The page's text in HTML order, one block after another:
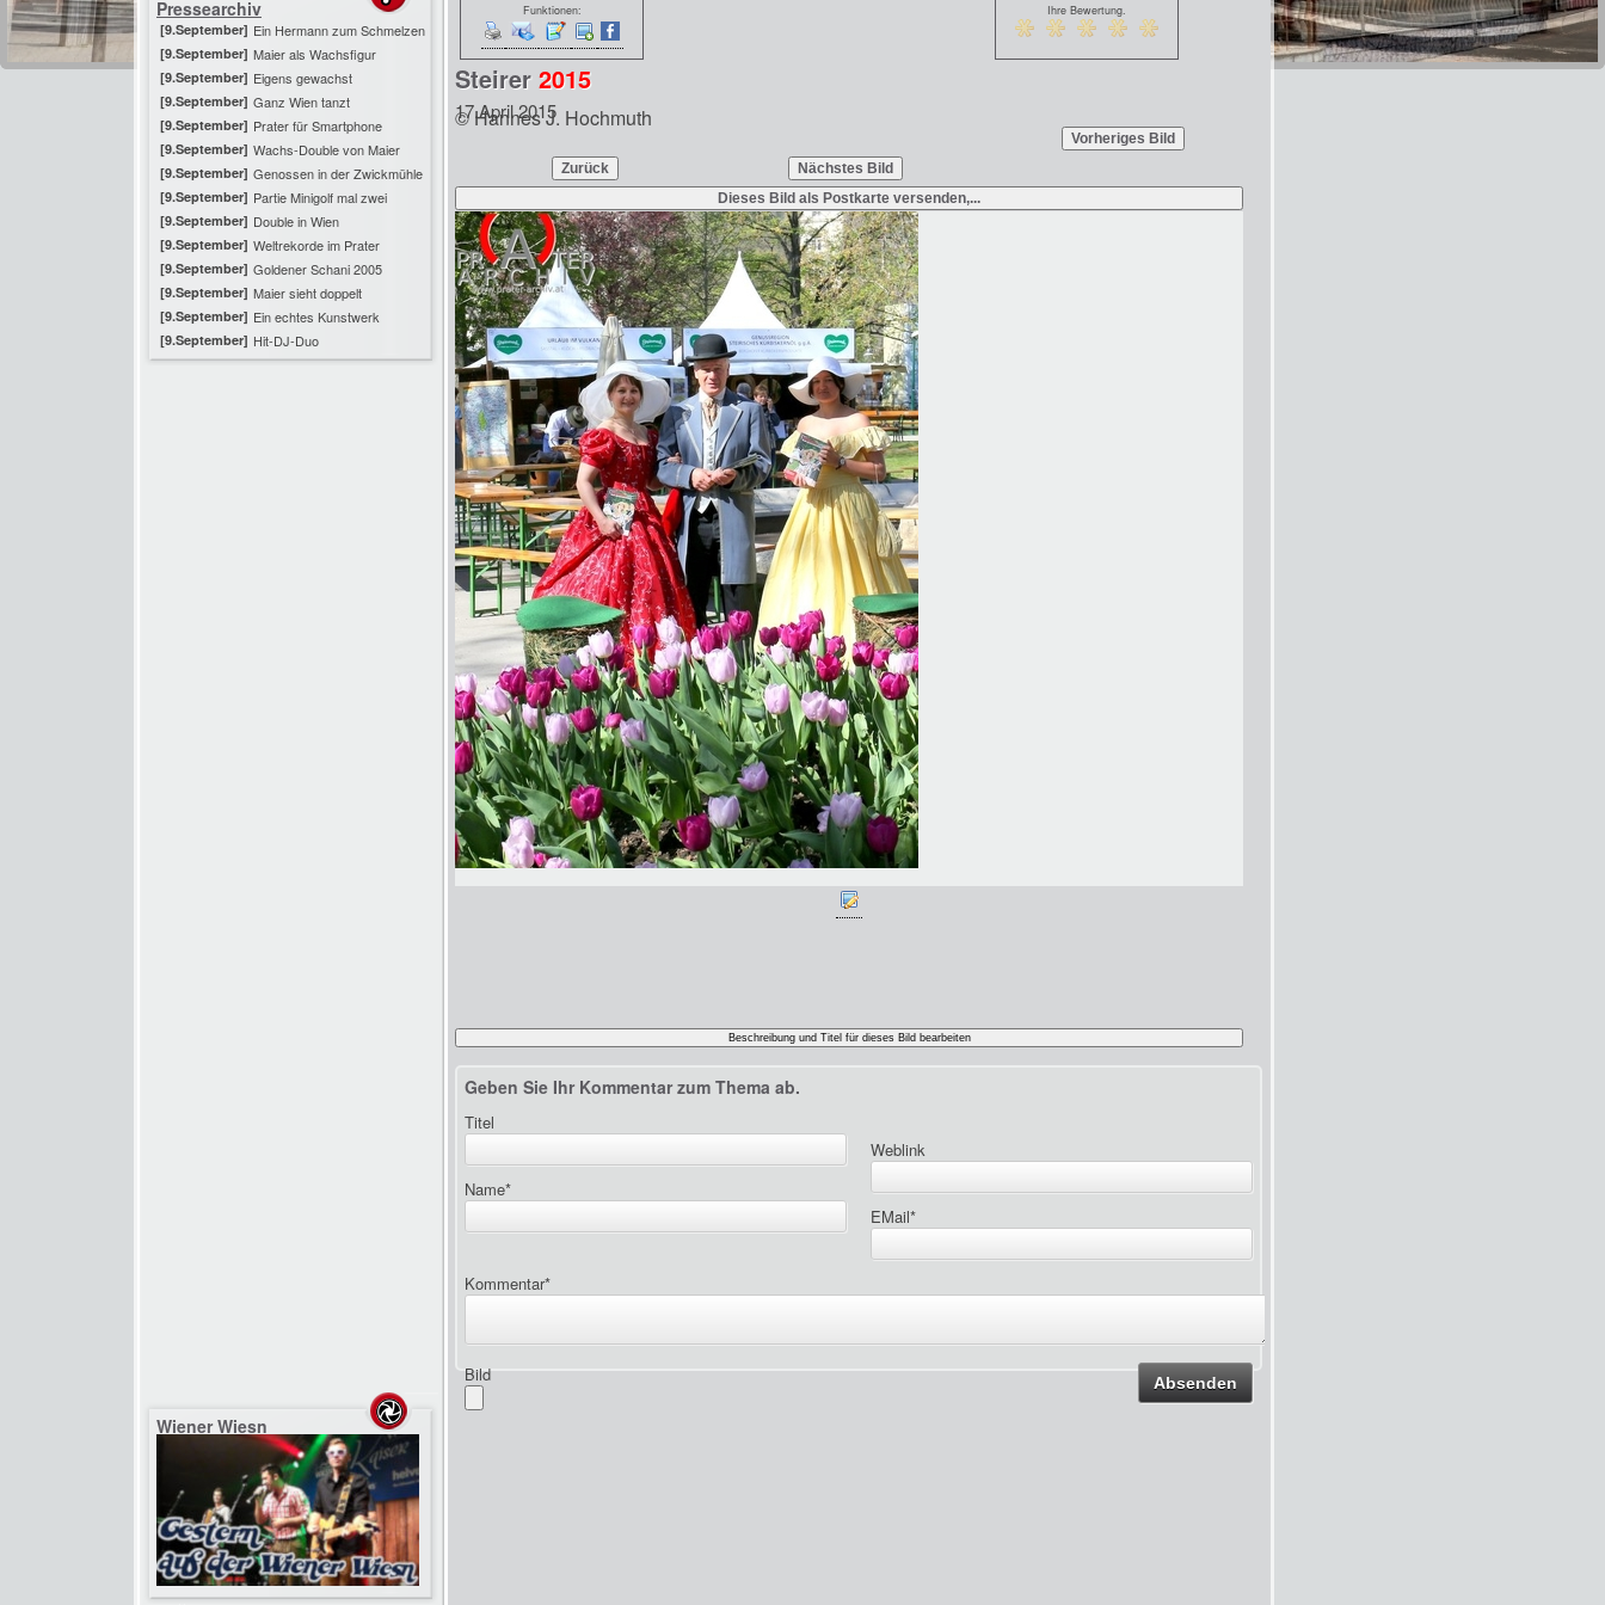
Pressearchiv
[9.September] Ein Hermann zum Schmelzen
[9.September] Maier als Wachsfigur
[9.September] Eigens gewachst
[9.September] Ganz Wien tanzt
[9.September] Prater für Smartphone
[9.September] Wachs-Double von Maier
[9.September] Genossen in der Zwickmühle
[9.September] Partie Minigolf mal zwei
[9.September] Double in Wien
[9.September] Weltrekorde im Prater
[9.September] Goldener Schani 2005
[9.September] Maier sieht doppelt
[9.September] Ein echtes Kunstwerk
[9.September] Hit-DJ-Duo
Wiener Wiesn
Funktionen: Ihre Bewertung.
Steirer 2015
17.April 2015
© Hannes J. Hochmuth
Geben Sie Ihr Kommentar zum Thema ab.
Titel
Weblink
Name*
EMail*
Kommentar*
Bild